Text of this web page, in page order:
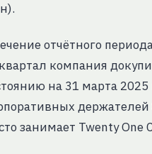
отчётного
компания
на 31 марта
держателей
занимает Twenty One